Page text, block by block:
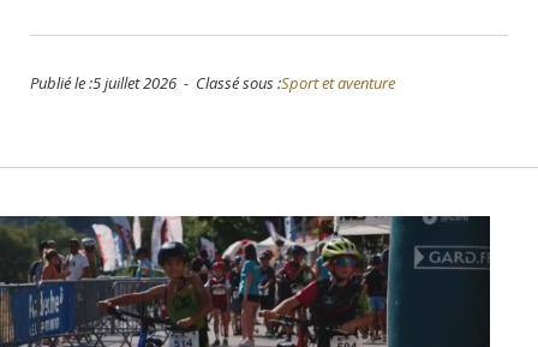
Publié le :5 juillet 2026 - Classé sous :Sport et aventure